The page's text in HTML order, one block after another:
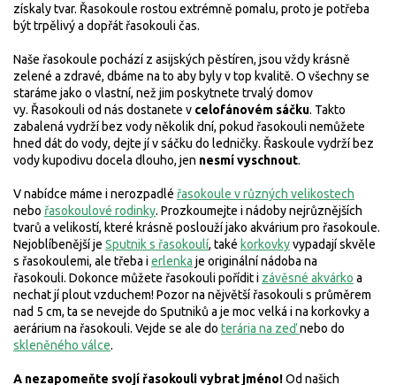
získaly tvar. Řasokoule rostou extrémně pomalu, proto je potřeba
být trpělivý a dopřát řasokouli čas.
Naše řasokoule pochází z asijských pěstíren, jsou vždy krásně
zelené a zdravé, dbáme na to aby byly v top kvalitě. O všechny se
staráme jako o vlastní, než jim poskytnete trvalý domov
vy. Řasokouli od nás dostanete v celofánovém sáčku. Takto
zabalená vydrží bez vody několik dní, pokud řasokouli nemůžete
hned dát do vody, dejte jí v sáčku do ledničky. Řaskoule vydrží bez
vody kupodivu docela dlouho, jen nesmí vyschnout.
V nabídce máme i nerozpadlé řasokoule v různých velikostech
nebo řasokoulové rodinky. Prozkoumejte i nádoby nejrůznějších
tvarů a velikostí, které krásně poslouží jako akvárium pro řasokoule.
Nejoblíbenější je Sputnik s řasokoulí, také korkovkyvypadají skvěle
s řasokoulemi, ale třeba ierlenka je originální nádoba na
řasokouli. Dokonce můžete řasokouli pořídit i závěsné akvárko a
nechat jí plout vzduchem! Pozor na nějvětší řasokouli s průměrem
nad 5 cm, ta se nevejde do Sputniků a je moc velká i na korkovky a
aerárium na řasokouli. Vejde se ale do terária na zeďnebo do
skleněného válce.
A nezapomeňte svojí řasokouli vybrat jméno!Od našich